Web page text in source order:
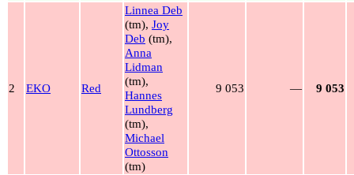
2 EKO Red
Linnea Deb
(tm), Joy
Deb (tm),
Anna
Lidman
(tm),
Hannes
Lundberg
(tm),
Michael
Ottosson
(tm)
9 053 — 9 053